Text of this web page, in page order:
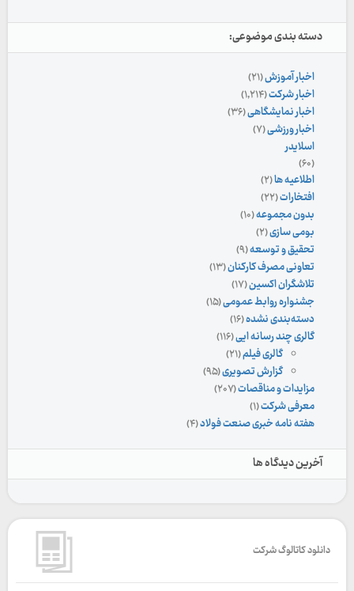
دسته بندی موضوعی:
اخبار آموزش(۲۱)
اخبار شرکت(۱,۲۱۴)
اخبار نمایشگاهی(۳۶)
اخبار ورزشی(۷)
اسلایدر
(۶۰)
اطلاعیه ها(۲)
افتخارات(۲۲)
بدون مجموعه(۱۰)
بومی سازی(۲)
تحقیق و توسعه(۹)
تعاونی مصرف کارکنان(۱۳)
تلاشگران اکسین(۱۷)
جشنواره روابط عمومی(۱۵)
دسته‌بندی نشده(۱۶)
گالری چند رسانه ایی(۱۱۶)
گالری فیلم(۲۱)
گزارش تصویری(۹۵)
مزایدات و مناقصات(۲۰۷)
معرفی شرکت(۱)
هفته نامه خبری صنعت فولاد(۴)
آخرین دیدگاه ها
دانلود کاتالوگ شرکت